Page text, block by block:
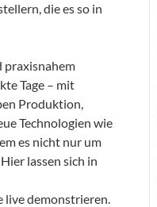
die es so in
praxisnahem
Tage – mit
Produktion,
Technologien wie
es nicht nur um
lassen sich in
live demonstrieren.